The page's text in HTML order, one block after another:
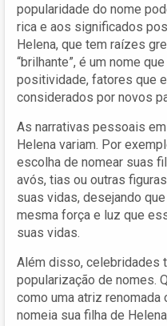
popularidade do nome
rica e aos significados
Helena, que tem raízes
“brilhante”, é um nome
positividade, fatores que
considerados por novos
As narrativas pessoais
Helena variam. Por
escolha de nomear suas
avós, tias ou outras
suas vidas, desejando
mesma força e luz que
suas vidas.
Além disso, celebridades
popularização de nomes.
como uma atriz renomada
nomeia sua filha de